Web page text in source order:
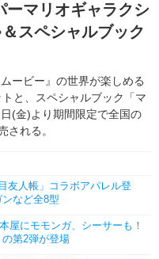
海外
イベント
映画/ドラマ
マリオギャラクシ
スペシャルブック
ービー』の世界が楽しめる
と、スペシャルブック「マ
(金)より期間限定で全国の
される。
友人帳」コラボアパレル登
など全8型
屋にモモンガ、シーサーも！
の第2弾が登場